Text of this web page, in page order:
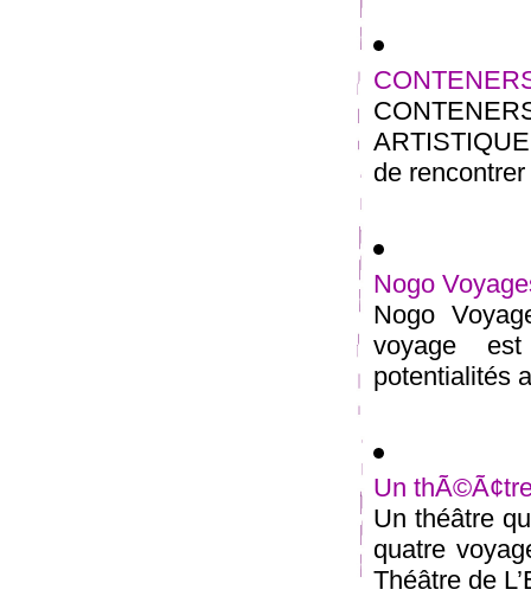
de
Nogo
Nogo
voyage
potentialités
Un
Un théâtre
quatre
Théâtre de